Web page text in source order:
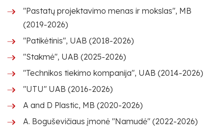
"Pastatų projektavimo menas ir mokslas", MB
(2019-2026)
"Patikėtinis", UAB (2018-2026)
"Stakmė", UAB (2025-2026)
"Technikos tiekimo kompanija", UAB (2014-2026)
"UTU" UAB (2016-2026)
A and D Plastic, MB (2020-2026)
A. Boguševičiaus įmonė "Namudė" (2022-2026)